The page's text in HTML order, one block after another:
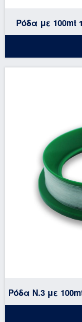
Ρόδα με 100mt
Ρόδα N.3 με